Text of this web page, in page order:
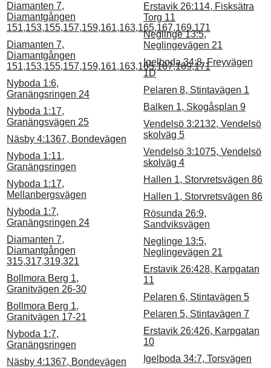
Diamanten 7,
Diamantgången
151,153,155,157,159,161,163,165,167,169,171
Diamanten 7,
Diamantgången
151,153,155,157,159,161,163,165,167,169,171
Nyboda 1:6,
Granängsringen 24
Nyboda 1:17,
Granängsvägen 25
Näsby 4:1367, Bondevägen
Nyboda 1:11,
Granängsringen
Nyboda 1:17,
Mellanbergsvägen
Nyboda 1:7,
Granängsringen 24
Diamanten 7,
Diamantgången
315,317,319,321
Bollmora Berg 1,
Granitvägen 26-30
Bollmora Berg 1,
Granitvägen 17-21
Nyboda 1:7,
Granängsringen
Näsby 4:1367, Bondevägen
Erstavik 26:114, Fisksätra
Torg 11
Neglinge 13:5,
Neglingevägen 21
Igelboda 34:8, Freyvägen
1D
Pelaren 8, Stintavägen 1
Balken 1, Skogåsplan 9
Vendelsö 3:2132, Vendelsö
skolväg 5
Vendelsö 3:1075, Vendelsö
skolväg 4
Hallen 1, Storvretsvägen 86
Hallen 1, Storvretsvägen 86
Rösunda 26:9,
Sandviksvägen
Neglinge 13:5,
Neglingevägen 21
Erstavik 26:428, Karpgatan
11
Pelaren 6, Stintavägen 5
Pelaren 5, Stintavägen 7
Erstavik 26:426, Karpgatan
10
Igelboda 34:7, Torsvägen